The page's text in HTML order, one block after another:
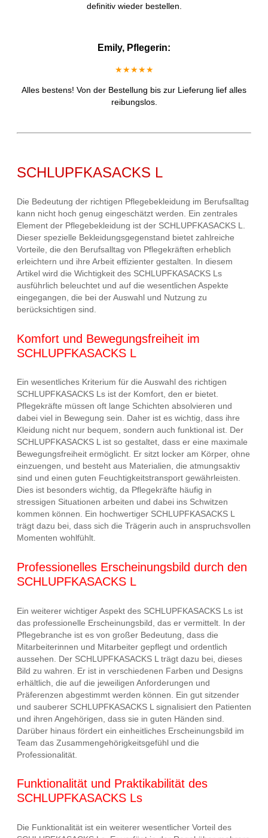
definitiv wieder bestellen.
Emily, Pflegerin:
★★★★★
Alles bestens! Von der Bestellung bis zur Lieferung lief alles
reibungslos.
SCHLUPFKASACKS L
Die Bedeutung der richtigen Pflegebekleidung im Berufsalltag
kann nicht hoch genug eingeschätzt werden. Ein zentrales
Element der Pflegebekleidung ist der SCHLUPFKASACKS L.
Dieser spezielle Bekleidungsgegenstand bietet zahlreiche
Vorteile, die den Berufsalltag von Pflegekräften erheblich
erleichtern und ihre Arbeit effizienter gestalten. In diesem
Artikel wird die Wichtigkeit des SCHLUPFKASACKS Ls
ausführlich beleuchtet und auf die wesentlichen Aspekte
eingegangen, die bei der Auswahl und Nutzung zu
berücksichtigen sind.
Komfort und Bewegungsfreiheit im
SCHLUPFKASACKS L
Ein wesentliches Kriterium für die Auswahl des richtigen
SCHLUPFKASACKS Ls ist der Komfort, den er bietet.
Pflegekräfte müssen oft lange Schichten absolvieren und
dabei viel in Bewegung sein. Daher ist es wichtig, dass ihre
Kleidung nicht nur bequem, sondern auch funktional ist. Der
SCHLUPFKASACKS L ist so gestaltet, dass er eine maximale
Bewegungsfreiheit ermöglicht. Er sitzt locker am Körper, ohne
einzuengen, und besteht aus Materialien, die atmungsaktiv
sind und einen guten Feuchtigkeitstransport gewährleisten.
Dies ist besonders wichtig, da Pflegekräfte häufig in
stressigen Situationen arbeiten und dabei ins Schwitzen
kommen können. Ein hochwertiger SCHLUPFKASACKS L
trägt dazu bei, dass sich die Trägerin auch in anspruchsvollen
Momenten wohlfühlt.
Professionelles Erscheinungsbild durch den
SCHLUPFKASACKS L
Ein weiterer wichtiger Aspekt des SCHLUPFKASACKS Ls ist
das professionelle Erscheinungsbild, das er vermittelt. In der
Pflegebranche ist es von großer Bedeutung, dass die
Mitarbeiterinnen und Mitarbeiter gepflegt und ordentlich
aussehen. Der SCHLUPFKASACKS L trägt dazu bei, dieses
Bild zu wahren. Er ist in verschiedenen Farben und Designs
erhältlich, die auf die jeweiligen Anforderungen und
Präferenzen abgestimmt werden können. Ein gut sitzender
und sauberer SCHLUPFKASACKS L signalisiert den Patienten
und ihren Angehörigen, dass sie in guten Händen sind.
Darüber hinaus fördert ein einheitliches Erscheinungsbild im
Team das Zusammengehörigkeitsgefühl und die
Professionalität.
Funktionalität und Praktikabilität des
SCHLUPFKASACKS Ls
Die Funktionalität ist ein weiterer wesentlicher Vorteil des